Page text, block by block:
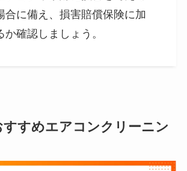
合に備え、損害賠償保険に加
か確認しましょう。
すすめエアコンクリーニン